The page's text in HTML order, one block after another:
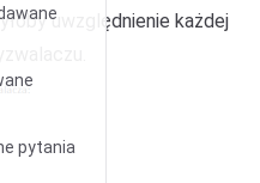
pytania
uwzględnienie każdej